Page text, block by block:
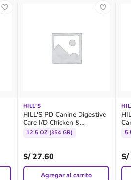
HILL'S
HILL'S PD Canine Digestive
Care I/D Chicken &
Vegetable Stew - Lata
12.5 OZ (354 GR)
S/27.60
Agregar al carrito
S/